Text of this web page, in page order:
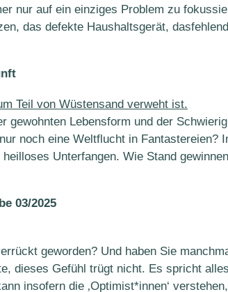
nur auf ein einziges Problem zu
das defekte Haushaltsgerät,
gewohnten Lebensform und der
noch eine Weltflucht in
Unterfangen. Wie Stand
03/2025
geworden? Und haben Sie
dieses Gefühl trügt nicht. Es spricht
insofern die ‚Optimist*innen‘